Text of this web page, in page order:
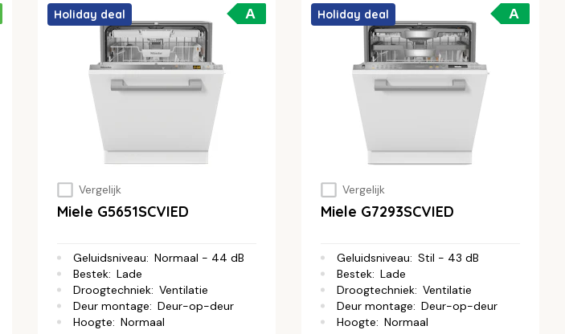
A
Holiday deal
Vergelijk
Miele G5651SCVIED
Geluidsniveau: Normaal - 44 dB
Bestek: Lade
Droogtechniek: Ventilatie
Deur montage: Deur-op-deur
Hoogte: Normaal
A
Holiday deal
Vergelijk
Miele G7293SCVIED
Geluidsniveau: Stil - 43 dB
Bestek: Lade
Droogtechniek: Ventilatie
Deur montage: Deur-op-deur
Hoogte: Normaal